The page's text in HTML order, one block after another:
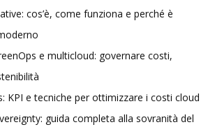
cos’è, come funziona e perché è
e multicloud: governare costi,
KPI e tecniche per ottimizzare i costi cloud
guida completa alla sovranità del